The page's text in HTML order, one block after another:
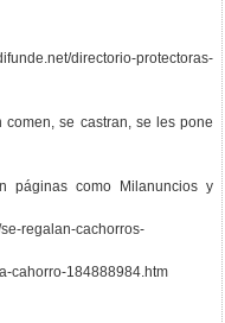
directorio-protectoras-
comen, se castran, se les pone
páginas como Milanuncios y
regalan-cachorros-
cahorro-184888984.htm